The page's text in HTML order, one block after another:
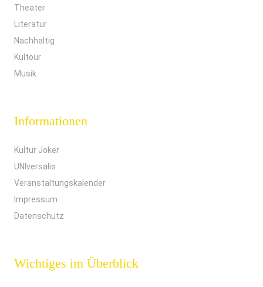
Theater
Literatur
Nachhaltig
Kultour
Musik
Informationen
Kultur Joker
UNIversalis
Veranstaltungskalender
Impressum
Datenschutz
Wichtiges im Überblick